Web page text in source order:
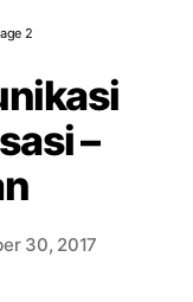
2
–
30, 2017